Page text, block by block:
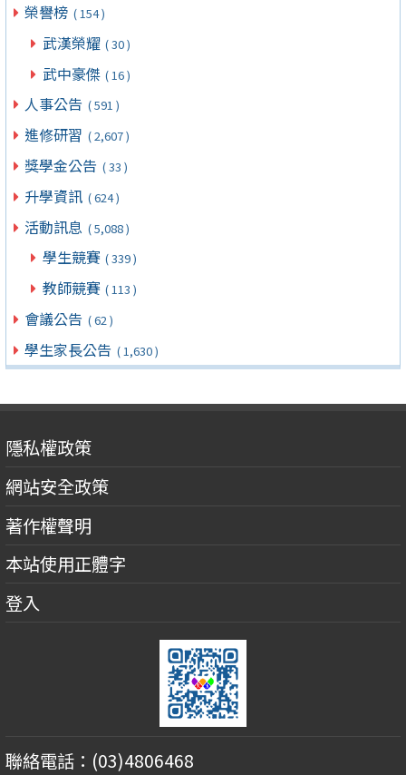
榮譽榜 ( 154 )
武漢榮耀 ( 30 )
武中豪傑 ( 16 )
人事公告 ( 591 )
進修研習 ( 2,607 )
獎學金公告 ( 33 )
升學資訊 ( 624 )
活動訊息 ( 5,088 )
學生競賽 ( 339 )
教師競賽 ( 113 )
會議公告 ( 62 )
學生家長公告 ( 1,630 )
隱私權政策
網站安全政策
著作權聲明
本站使用正體字
登入
聯絡電話：(03)4806468